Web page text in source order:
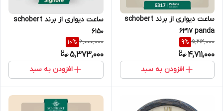
ساعت دیواری از برند schobert
6317 panda
5,212,000
9%
4,711,000
افزودن به سبد
ساعت دیواری از برند schobert
6150
6,000,000
10%
5,373,000
افزودن به سبد